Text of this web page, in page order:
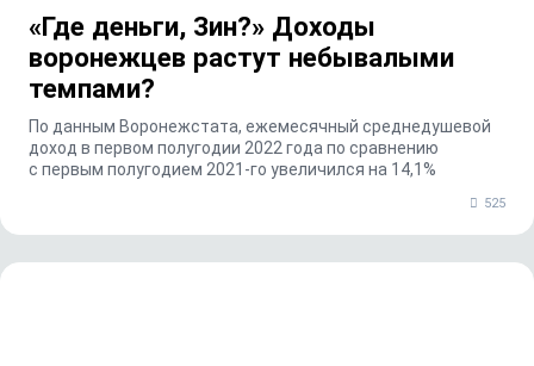
«Где деньги, Зин?» Доходы
воронежцев растут небывалыми
темпами?
По данным Воронежстата, ежемесячный среднедушевой
доход в первом полугодии 2022 года по сравнению
с первым полугодием 2021-го увеличился на 14,1%
525